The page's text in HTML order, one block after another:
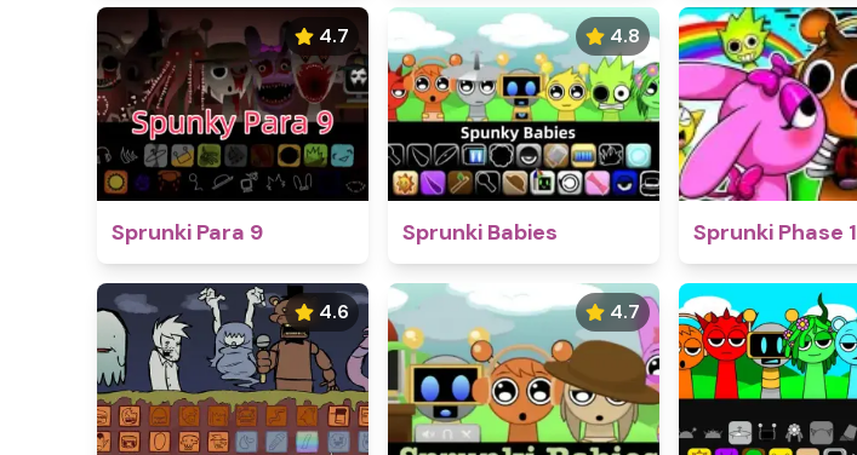
4.7
Sprunki Para 9
4.8
Sprunki Babies Sprunki Phase 1
4.6 4.7